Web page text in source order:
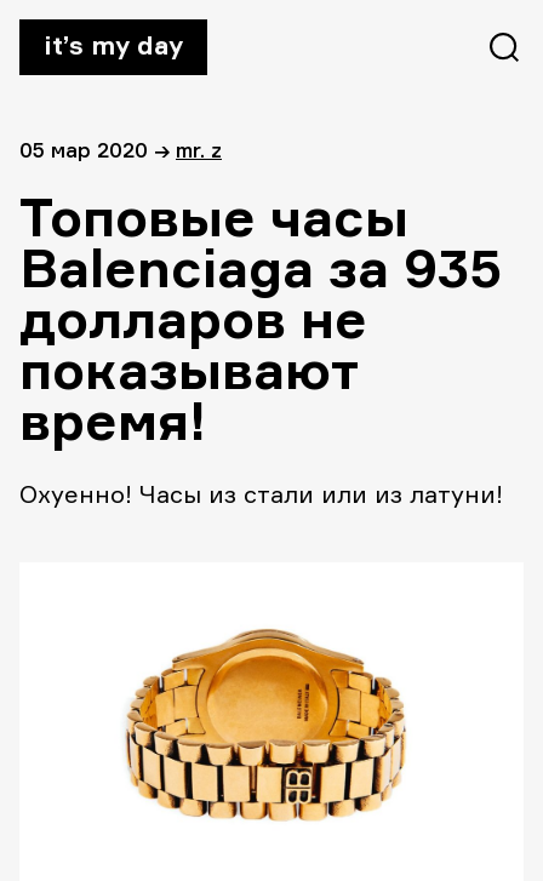
it’s my day
05 мар 2020 → mr. z
Топовые часы
Balenciaga за 935
долларов не
показывают
время!
Охуенно! Часы из стали или из латуни!